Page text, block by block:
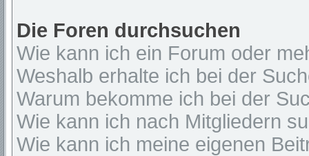
Die Foren durchsuchen
Wie kann ich ein Forum oder
Weshalb erhalte ich bei der
Warum bekomme ich bei der
Wie kann ich nach Mitgliedern
Wie kann ich meine eigenen